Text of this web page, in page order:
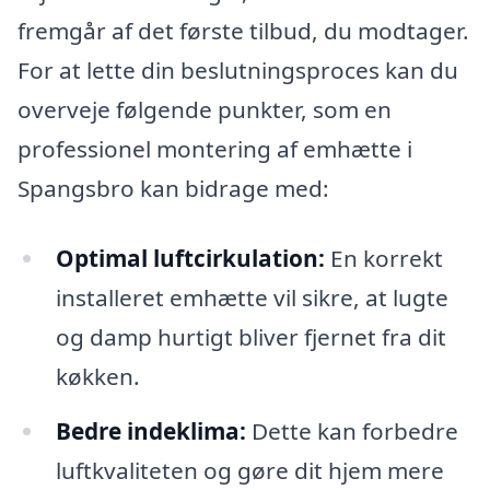
fremgår af det første tilbud, du modtager.
For at lette din beslutningsproces kan du
overveje følgende punkter, som en
professionel montering af emhætte i
Spangsbro kan bidrage med:
Optimal luftcirkulation: En korrekt
installeret emhætte vil sikre, at lugte
og damp hurtigt bliver fjernet fra dit
køkken.
Bedre indeklima: Dette kan forbedre
luftkvaliteten og gøre dit hjem mere